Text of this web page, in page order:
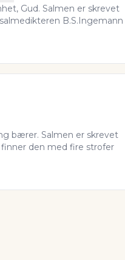
Gud. Salmen er skrevet
B.S.Ingemann
bærer. Salmen er skrevet
finner den med fire strofer